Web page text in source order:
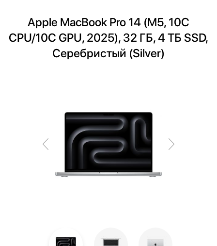
Apple MacBook Pro 14 (M5, 10C
CPU/10C GPU, 2025), 32 ГБ, 4 ТБ SSD,
Серебристый (Silver)